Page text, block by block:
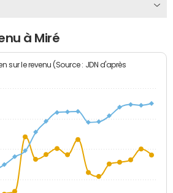
à Miré
sur le revenu (Source : JDN d'après